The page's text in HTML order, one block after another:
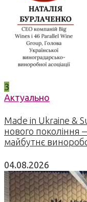
3
Актуально
Made in Ukraine &
нового покоління
майбутнє
04.08.2026